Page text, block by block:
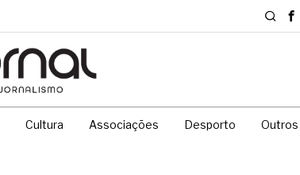
Cultura Associações Desporto Outros